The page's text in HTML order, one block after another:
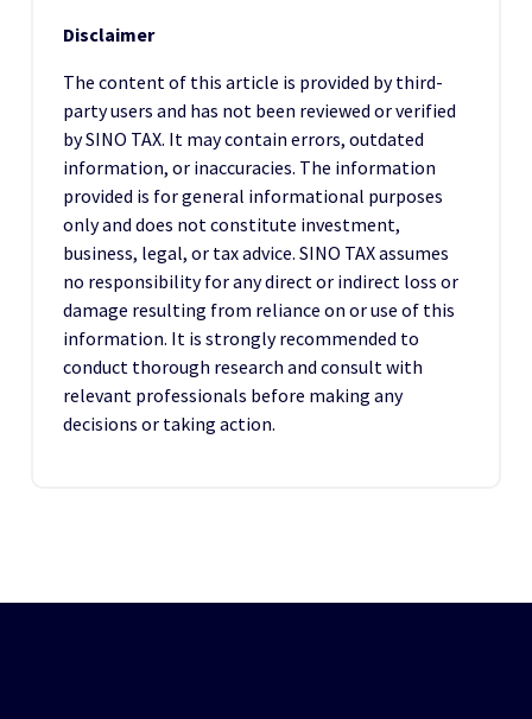
Disclaimer
The content of this article is provided by third-
party users and has not been reviewed or verified
by SINO TAX. It may contain errors, outdated
information, or inaccuracies. The information
provided is for general informational purposes
only and does not constitute investment,
business, legal, or tax advice. SINO TAX assumes
no responsibility for any direct or indirect loss or
damage resulting from reliance on or use of this
information. It is strongly recommended to
conduct thorough research and consult with
relevant professionals before making any
decisions or taking action.